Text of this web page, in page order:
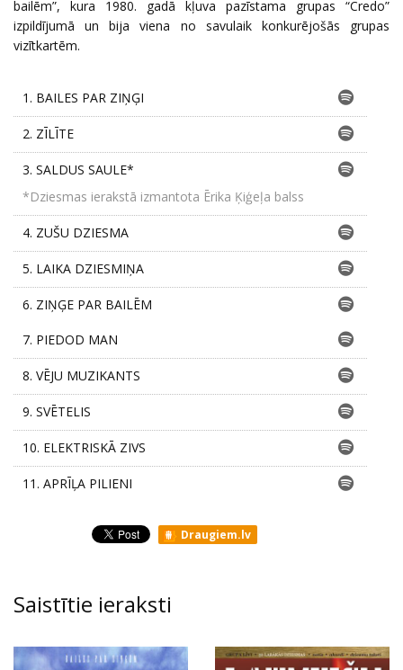
bailēm”, kura 1980. gadā kļuva pazīstama grupas “Credo”
izpildījumā un bija viena no savulaik konkurējošās grupas
vizītkartēm.
1. BAILES PAR ZIŅĢI
2. ZĪLĪTE
3. SALDUS SAULE*
*Dziesmas ierakstā izmantota Ērika Ķiģeļa balss
4. ZUŠU DZIESMA
5. LAIKA DZIESMIŅA
6. ZIŅĢE PAR BAILĒM
7. PIEDOD MAN
8. VĒJU MUZIKANTS
9. SVĒTELIS
10. ELEKTRISKĀ ZIVS
11. APRĪĻA PILIENI
Draugiem.lv
Saistītie ieraksti